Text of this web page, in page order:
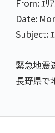
From: ｴﾘ
Date:
Subject:
緊急地震
長野県で